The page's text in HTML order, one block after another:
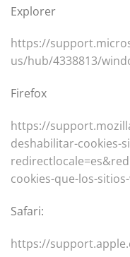
Explorer
https://
us/hub/4338813/
Firefox
https://
deshabilitar-cookies-
cookies-que-los-
Safari:
https://